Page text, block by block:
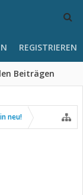
Beiträgen
REGISTRIEREN
neu!